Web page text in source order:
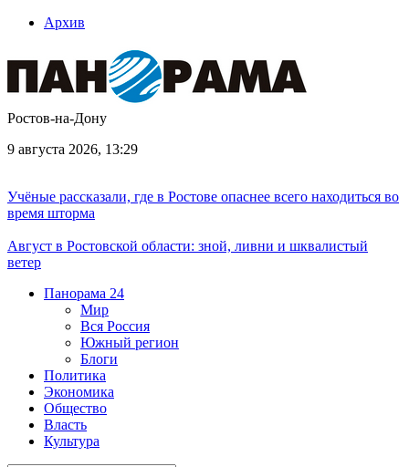
Архив
Ростов-на-Дону
9 августа 2026, 13:29
Учёные рассказали, где в Ростове опаснее всего находиться во
время шторма
Август в Ростовской области: зной, ливни и шквалистый
ветер
Панорама 24
Мир
Вся Россия
Южный регион
Блоги
Политика
Экономика
Общество
Власть
Культура